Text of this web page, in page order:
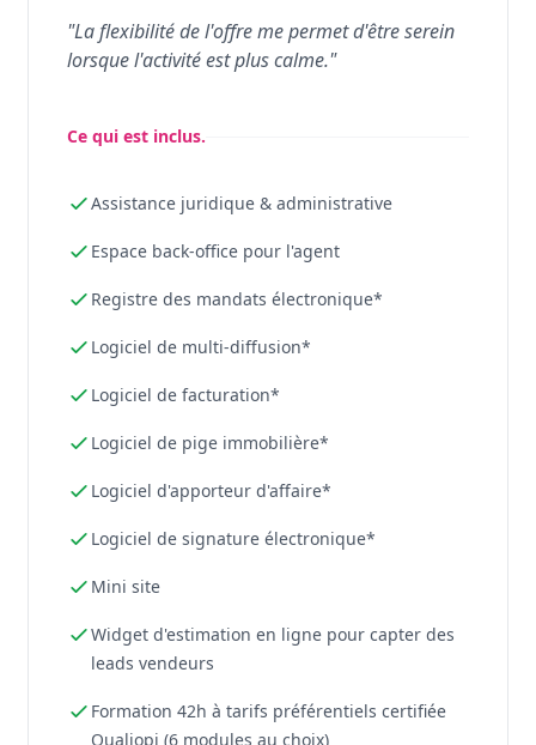
"La flexibilité de l'offre me permet d'être serein
lorsque l'activité est plus calme."
Ce qui est inclus.
Assistance juridique & administrative
Espace back-office pour l'agent
Registre des mandats électronique*
Logiciel de multi-diffusion*
Logiciel de facturation*
Logiciel de pige immobilière*
Logiciel d'apporteur d'affaire*
Logiciel de signature électronique*
Mini site
Widget d'estimation en ligne pour capter des
leads vendeurs
Formation 42h à tarifs préférentiels certifiée
Qualiopi (6 modules au choix)